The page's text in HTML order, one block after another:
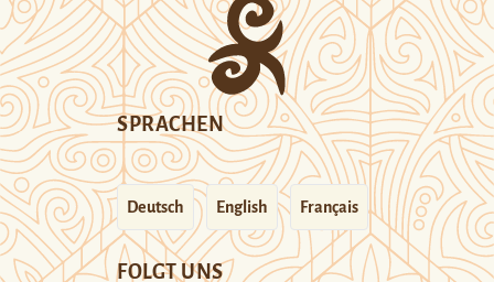
SPRACHEN
Deutsch English Français
FOLGT UNS